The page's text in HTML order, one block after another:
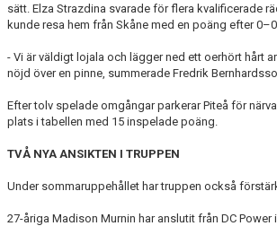
sätt. Elza Strazdina svarade för flera kvalificerade
kunde resa hem från Skåne med en poäng efter
- Vi är väldigt lojala och lägger ned ett oerhört hårt
nöjd över en pinne, summerade Fredrik
Efter tolv spelade omgångar parkerar Piteå för
plats i tabellen med 15 inspelade poäng.
TVÅ NYA ANSIKTEN I TRUPPEN
Under sommaruppehållet har truppen också
27-åriga Madison Murnin har anslutit från DC Power